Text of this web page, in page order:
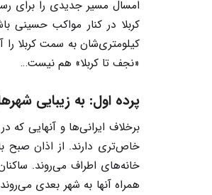
کیلومتری‌شان به سمت کربلا
«نجف تا کربلا» هم نیست…
پرده اول: به زیبایی
برخلاف ایرانی‌ها و آنهایی که
خاص‌تری دارند. از اذان صبح
خانه‌های اطراف می‌روند.
همراه آنها به شهر بعدی